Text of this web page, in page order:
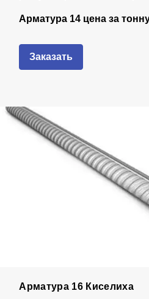
Арматура 14 цена за
Заказать
Арматура 16 Киселиха